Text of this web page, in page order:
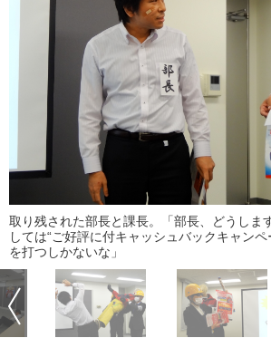
取り残された部長と課長。「部長、どうしま
しては“ご好評に付キャッシュバックキャン
を打つしかないな」